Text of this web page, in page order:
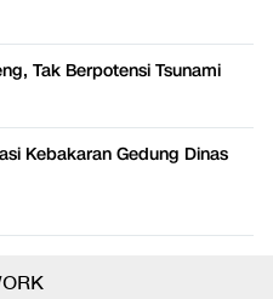
Tak Berpotensi Tsunami
Kebakaran Gedung Dinas